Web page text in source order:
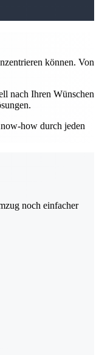
können. Von
nach Ihren Wünschen
how durch jeden
noch einfacher